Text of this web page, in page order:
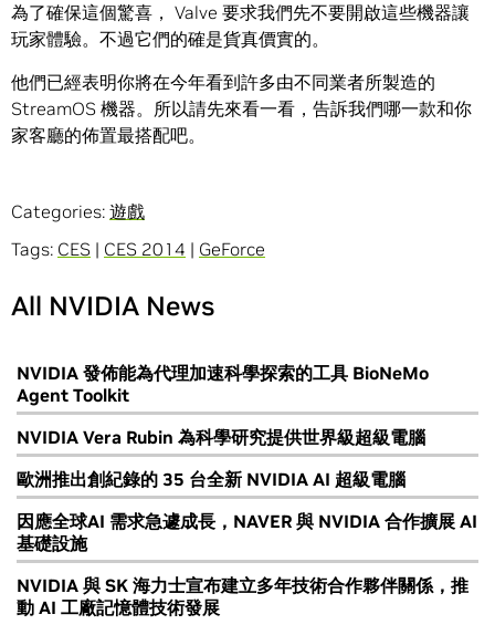
為了確保這個驚喜， Valve 要求我們先不要開啟這些機器讓
玩家體驗。不過它們的確是貨真價實的。
他們已經表明你將在今年看到許多由不同業者所製造的
StreamOS 機器。所以請先來看一看，告訴我們哪一款和你
家客廳的佈置最搭配吧。
Categories: 遊戲
Tags: CES | CES 2014 | GeForce
All NVIDIA News
NVIDIA 發佈能為代理加速科學探索的工具 BioNeMo
Agent Toolkit
NVIDIA Vera Rubin 為科學研究提供世界級超級電腦
歐洲推出創紀錄的 35 台全新 NVIDIA AI 超級電腦
因應全球AI 需求急遽成長，NAVER 與 NVIDIA 合作擴展 AI
基礎設施
NVIDIA 與 SK 海力士宣布建立多年技術合作夥伴關係，推
動 AI 工廠記憶體技術發展